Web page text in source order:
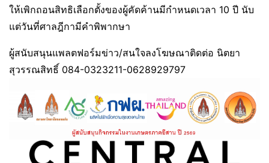
ให้เพิกถอนสิทธิเลือกตั้งของผู้คัดค้านมีกำหนดเวลา 10 ปี นับ
แต่วันที่ศาลฎีกามีคำพิพากษา
ผู้สนับสนุนแพลตฟอร์มข่าว/สนใจลงโฆษณาติดต่อ นิตยา
สุวรรณสิทธิ์ 084-0323211-0628929797